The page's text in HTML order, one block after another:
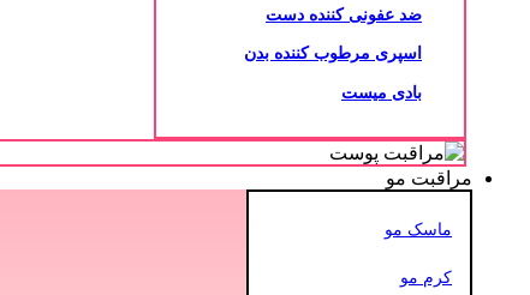
ضد عفونی کننده دست
اسپری مرطوب کننده بدن
بادی میست
مراقبت مو
ماسک مو
کرم مو